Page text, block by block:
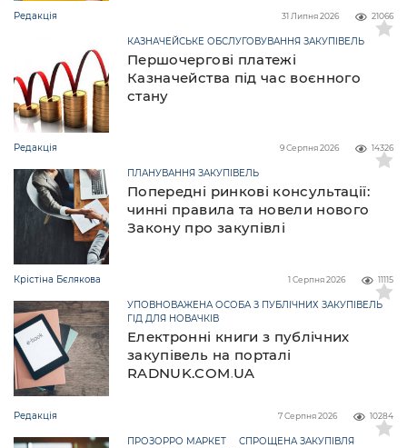
Редакція 21066
31 Липня 2026
Першочергові платежі
Казначейства під час воєнного
стану
КАЗНАЧЕЙСЬКЕ ОБСЛУГОВУВАННЯ ЗАКУПІВЕЛЬ
Редакція 14326
9 Серпня 2026
Попередні ринкові консультації:
чинні правила та новели нового
Закону про закупівлі
ПЛАНУВАННЯ ЗАКУПІВЕЛЬ
Крістіна Бєлякова 11115
1 Серпня 2026
Електронні книги з публічних
закупівель на порталі
RADNUK.COM.UA
УПОВНОВАЖЕНА ОСОБА З ПУБЛІЧНИХ ЗАКУПІВЕЛЬ
ГІД ДЛЯ НОВАЧКІВ
Редакція 10284
7 Серпня 2026
ПРОЗОРРО МАРКЕТ
СПРОЩЕНА ЗАКУПІВЛЯ